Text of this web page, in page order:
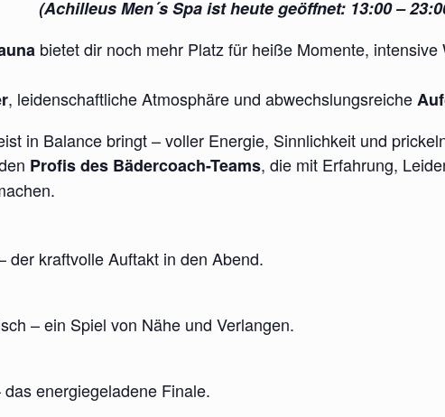
(Achilleus Men´s Spa ist heute geöffnet: 13:00 –
bietet dir noch mehr Platz für heiße Momente,
, leidenschaftliche Atmosphäre und abwechslungsreiche
in Balance bringt – voller Energie, Sinnlichkeit und
Profis des Bädercoach-Teams, die mit Erfahrung,
der kraftvolle Auftakt in den Abend.
– ein Spiel von Nähe und Verlangen.
energiegeladene Finale.